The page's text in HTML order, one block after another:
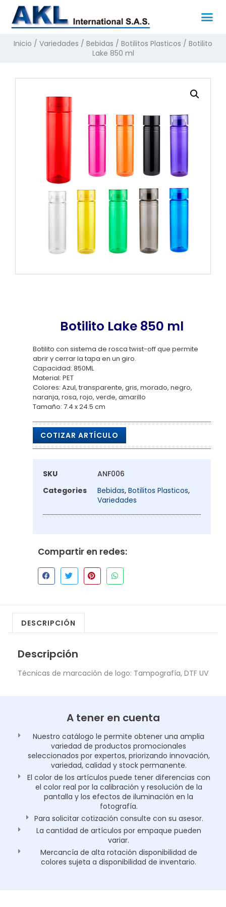
Inicio / Variedades / Bebidas / Botilitos Plasticos / Botilito
Lake 850 ml
Botilito Lake 850 ml
Botilito con sistema de rosca twist-off que permite
abrir y cerrar la tapa en un giro.
Capacidad: 850ML
Material: PET
Colores: Azul, transparente, gris, morado, negro,
naranja, rosa, rojo, verde, amarillo
Tamaño: 7.4 x 24.5 cm
COTIZAR ARTÍCULO
SKU
ANF006
Categories
Bebidas, Botilitos Plasticos,
Variedades
Compartir en redes:
DESCRIPCIÓN
Descripción
Técnicas de marcación de logo: Tampografía, DTF UV
A tener en cuenta
Nuestro catálogo le permite obtener una amplia
variedad de productos promocionales
seleccionados por expertos, priorizando innovación,
variedad, calidad y stock permanente.
El color de los artículos puede tener diferencias con
el color real por la calibración y resolución de la
pantalla y los efectos de iluminación en la
fotografía.
Para solicitar cotización consulte con su asesor.
La cantidad de artículos por empaque pueden
variar.
Mercancía de alta rotación disponibilidad de
colores sujeta a disponibilidad de inventario.